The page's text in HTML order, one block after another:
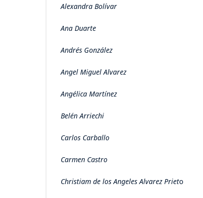
Alexandra Bolívar
Ana Duarte
Andrés González
Angel Miguel Alvarez
Angélica Martínez
Belén Arriechi
Carlos Carballo
Carmen Castro
Christiam de los Angeles Alvarez Prieto